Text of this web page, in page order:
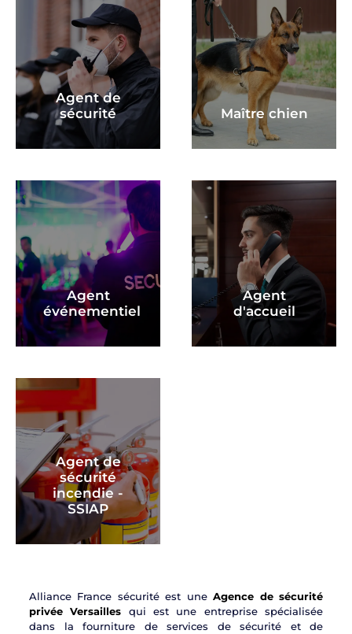
Agent de
sécurité
Maître chien
Agent
événementiel
Agent
d'accueil
Agent de
sécurité
incendie -
SSIAP
Alliance France sécurité est uneAgence de sécurité
privée Versailles qui est une entreprise spécialisée
dans la fourniture de services de sécurité et de